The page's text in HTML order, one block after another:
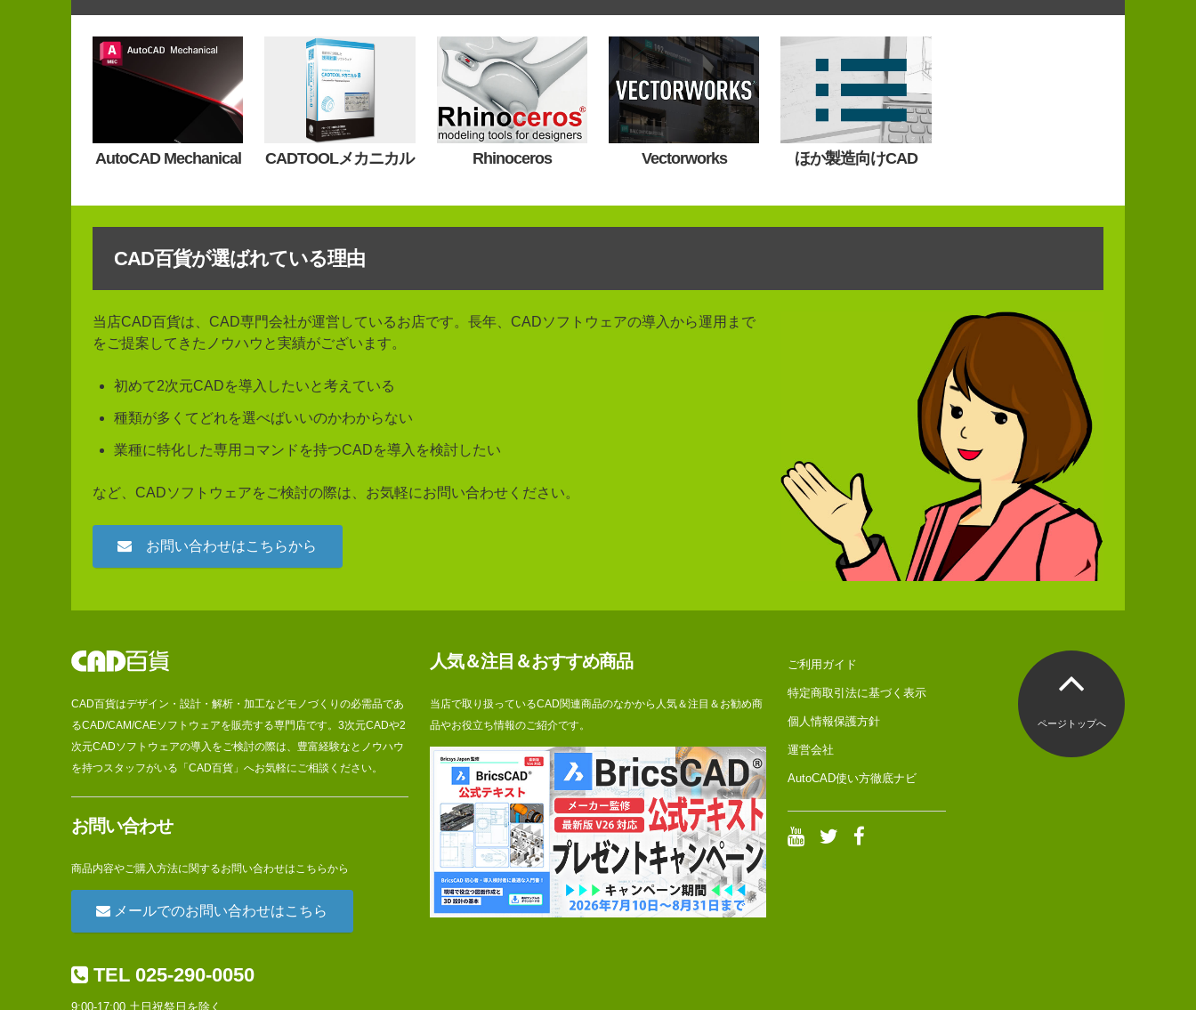
AutoCAD Mechanical CADTOOLメカニカル Rhinoceros Vectorworks ほか製造向けCAD
CAD百貨が選ばれている理由
当店CAD百貨は、CAD専門会社が運営しているお店です。長年、CADソフトウェアの導入から運用まで
をご提案してきたノウハウと実績がございます。
初めて2次元CADを導入したいと考えている
種類が多くてどれを選べばいいのかわからない
業種に特化した専用コマンドを持つCADを導入を検討したい
など、CADソフトウェアをご検討の際は、お気軽にお問い合わせください。
お問い合わせはこちらから
CAD百貨はデザイン・設計・解析・加工などモノづくりの必需品であ
るCAD/CAM/CAEソフトウェアを販売する専門店です。3次元CADや2
次元CADソフトウェアの導入をご検討の際は、豊富経験なとノウハウ
を持つスタッフがいる「CAD百貨」へお気軽にご相談ください。
お問い合わせ
商品内容やご購入方法に関するお問い合わせはこちらから
メールでのお問い合わせはこちら
TEL 025-290-0050
9:00-17:00 土日祝祭日を除く
人気＆注目＆おすすめ商品
当店で取り扱っているCAD関連商品のなかから人気＆注目＆お勧め商
品やお役立ち情報のご紹介です。
ご利用ガイド
特定商取引法に基づく表示
個人情報保護方針
運営会社
AutoCAD使い方徹底ナビ
ページトップへ